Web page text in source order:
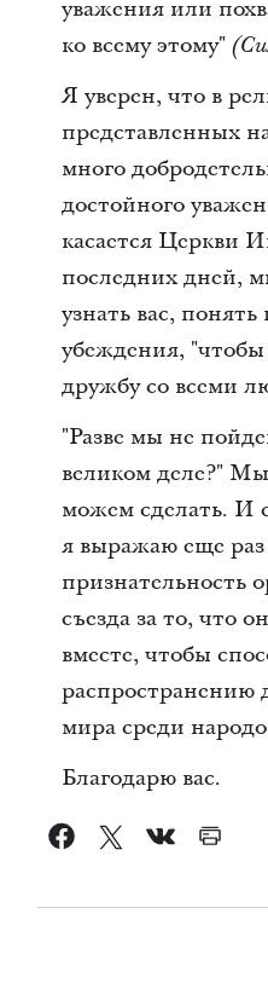
уважения или
ко всему этому"
Я уверен, что в
представленных
много
достойного
касается Церкви
последних дней,
узнать вас,
убеждения,
дружбу со всеми
"Разве мы не
великом деле?"
можем сделать. И
я выражаю еще
признательность
съезда за то, что
вместе, чтобы
распространению
мира среди
Благодарю вас.